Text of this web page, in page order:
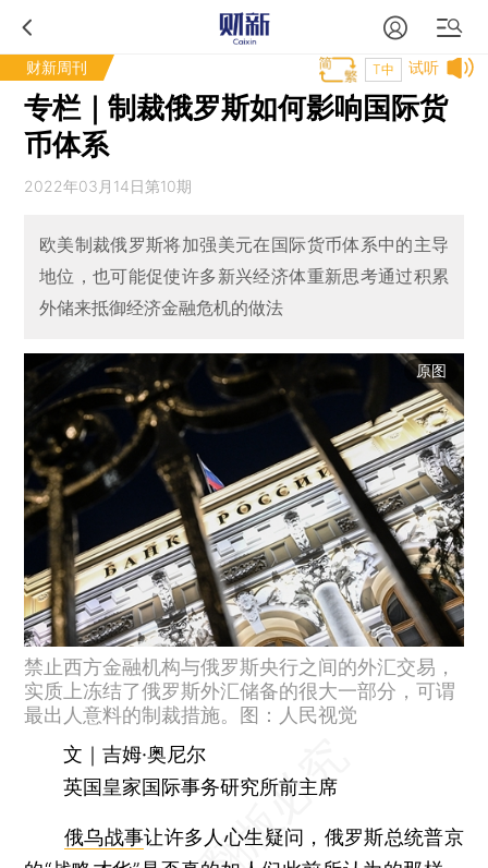
财新周刊 试听
T中
专栏｜制裁俄罗斯如何影响国际货
币体系
2022年03月14日第10期
欧美制裁俄罗斯将加强美元在国际货币体系中的主导
地位，也可能促使许多新兴经济体重新思考通过积累
外储来抵御经济金融危机的做法
原图
禁止西方金融机构与俄罗斯央行之间的外汇交易，
实质上冻结了俄罗斯外汇储备的很大一部分，可谓
最出人意料的制裁措施。图：人民视觉
文｜吉姆·奥尼尔
英国皇家国际事务研究所前主席
俄乌战事让许多人心生疑问，俄罗斯总统普京